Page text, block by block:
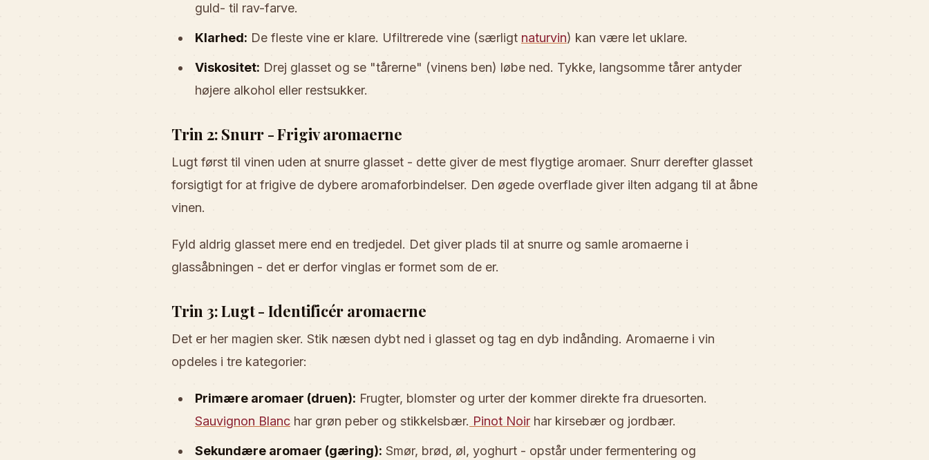
guld- til rav-farve.
Klarhed: De fleste vine er klare. Ufiltrerede vine (særligt naturvin) kan være let uklare.
Viskositet: Drej glasset og se "tårerne" (vinens ben) løbe ned. Tykke, langsomme tårer antyder
højere alkohol eller restsukker.
Trin 2: Snurr - Frigiv aromaerne
Lugt først til vinen uden at snurre glasset - dette giver de mest flygtige aromaer. Snurr derefter glasset
forsigtigt for at frigive de dybere aromaforbindelser. Den øgede overflade giver ilten adgang til at åbne
vinen.
Fyld aldrig glasset mere end en tredjedel. Det giver plads til at snurre og samle aromaerne i
glassåbningen - det er derfor vinglas er formet som de er.
Trin 3: Lugt - Identificér aromaerne
Det er her magien sker. Stik næsen dybt ned i glasset og tag en dyb indånding. Aromaerne i vin
opdeles i tre kategorier:
Primære aromaer (druen): Frugter, blomster og urter der kommer direkte fra druesorten.
Sauvignon Blanc har grøn peber og stikkelsbær. Pinot Noir har kirsebær og jordbær.
Sekundære aromaer (gæring): Smør, brød, øl, yoghurt - opstår under fermentering og